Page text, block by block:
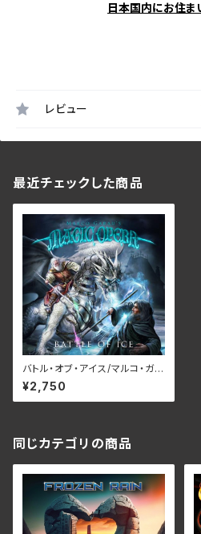
日本国内にお住ま
レビュー
最近チェックした商品
バトル・オブ・アイス/マルコ・ガラ
ウズ・マジック・オペラ RBNC
D-1386
¥2,750
同じカテゴリの商品